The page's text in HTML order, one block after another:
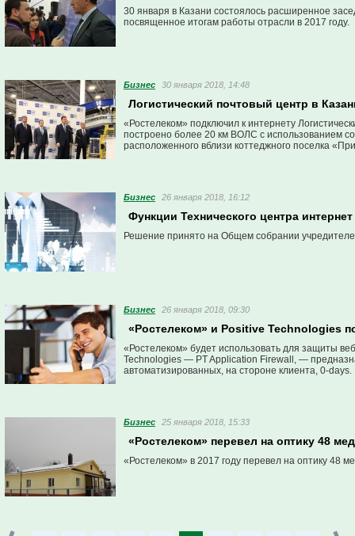
30 января в Казани состоялось расширенное
посвященное итогам работы отрасли в 2017 году.
Бизнес 30 января 2018, 14:48
Логистический почтовый центр в
«Ростелеком» подключил к интернету
построено более 20 км ВОЛС с использованием
расположенного вблизи коттеджного поселка
Бизнес 26 января 2018, 16:12
Функции Технического центра
Решение принято на Общем собрании
Бизнес 26 января 2018, 09:30
«Ростелеком» и Positive Technologies
«Ростелеком» будет использовать для защиты
Technologies ― PT Application Firewall, ―
автоматизированных, на стороне клиента, 0-days.
Бизнес 25 января 2018, 15:33
«Ростелеком» перевел на оптику 48
«Ростелеком» в 2017 году перевел на оптику 48